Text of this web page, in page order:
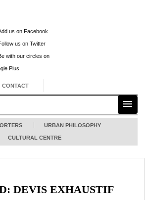
CONTACT
URBAN PHILOSOPHY
CULTURAL CENTRE
DEVIS EXHAUSTIF